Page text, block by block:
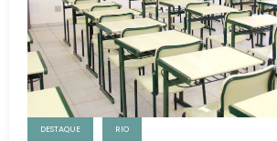
DESTAQUE RIO